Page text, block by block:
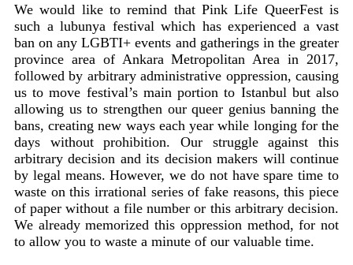
We would like to remind that Pink Life QueerFest is
such a lubunya festival which has experienced a vast
ban on any LGBTI+ events and gatherings in the greater
province area of Ankara Metropolitan Area in 2017,
followed by arbitrary administrative oppression, causing
us to move festival’s main portion to Istanbul but also
allowing us to strengthen our queer genius banning the
bans, creating new ways each year while longing for the
days without prohibition. Our struggle against this
arbitrary decision and its decision makers will continue
by legal means. However, we do not have spare time to
waste on this irrational series of fake reasons, this piece
of paper without a file number or this arbitrary decision.
We already memorized this oppression method, for not
to allow you to waste a minute of our valuable time.